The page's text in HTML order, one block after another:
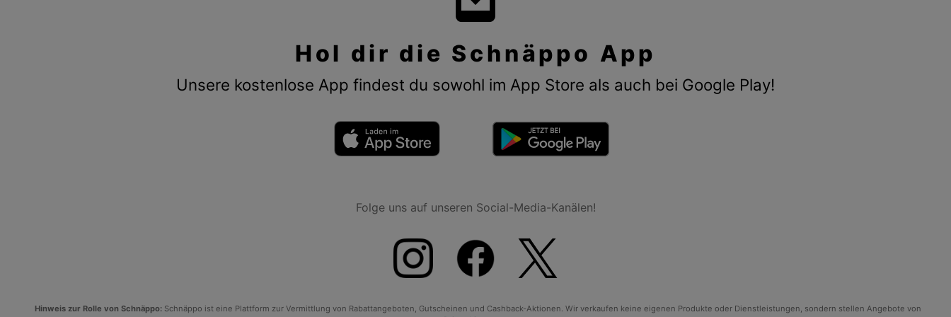
Hol dir die Schnäppo App
Unsere kostenlose App findest du sowohl im App Store als auch bei Google Play!
Folge uns auf unseren Social-Media-Kanälen!
Hinweis zur Rolle von Schnäppo:Schnäppo ist eine Plattform zur Vermittlung von Rabattangeboten, Gutscheinen und Cashback-Aktionen. Wir verkaufen keine eigenen Produkte oder Dienstleistungen, sondern stellen Angebote von